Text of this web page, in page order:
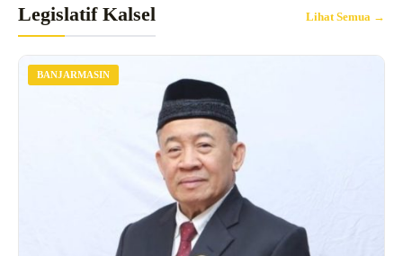
Legislatif Kalsel Lihat Semua →
BANJARMASIN